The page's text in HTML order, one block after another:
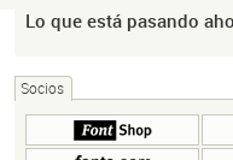
Lo que está pasando
Socios